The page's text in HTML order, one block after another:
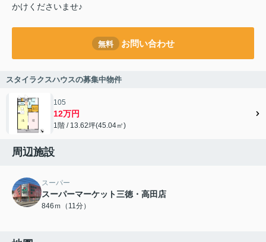
かけくださいませ♪
無料 お問い合わせ
スタイラクスハウスの募集中物件
105
12万円
1階 / 13.62坪(45.04㎡)
周辺施設
スーパー
スーパーマーケット三徳・高田店
846ｍ（11分）